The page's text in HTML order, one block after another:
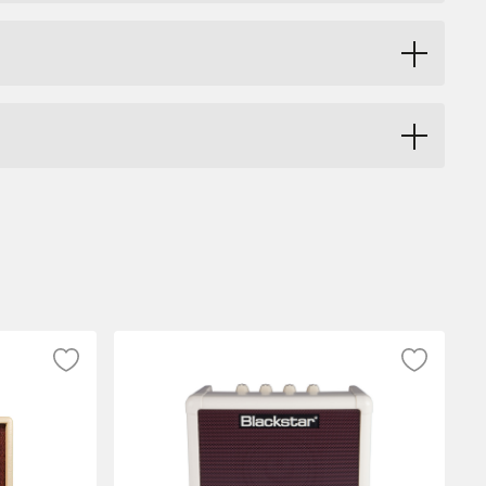
klassisk brittisk heavy metal till amerikansk